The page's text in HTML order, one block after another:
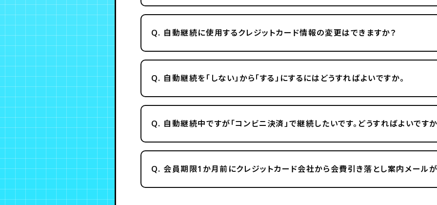
Q. 自動継続に使用するクレジットカード情報の変更はできますか？
Q. 自動継続を「しない」から「する」にするにはどうすればよいですか。
Q. 自動継続中ですが「コンビニ決済」で継続したいです。どうすればよいですか
Q. 会員期限1か月前にクレジットカード会社から会費引き落とし案内メールが